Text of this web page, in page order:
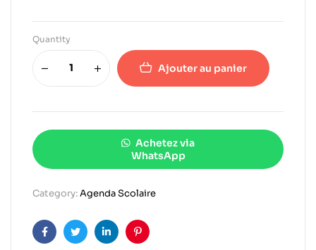
Quantity
Ajouter au panier
Achetez via
WhatsApp
Category:Agenda Scolaire
FacebookTwitterLinkedinPinterest